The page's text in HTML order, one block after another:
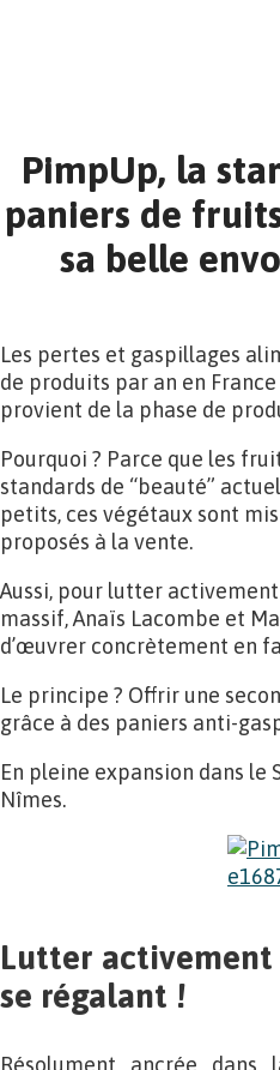
PimpUp, la
paniers de
sa belle
Les pertes et gaspillages
de produits par an en
provient de la phase de
Pourquoi ? Parce que les
standards de “beauté”
petits, ces végétaux sont
proposés à la vente.
Aussi, pour lutter
massif, Anaïs Lacombe et
d’œuvrer concrètement en
Le principe ? Offrir une
grâce à des paniers anti-
En pleine expansion dans le
Nîmes.
Lutter
se régalant !
Résolument ancrée dans